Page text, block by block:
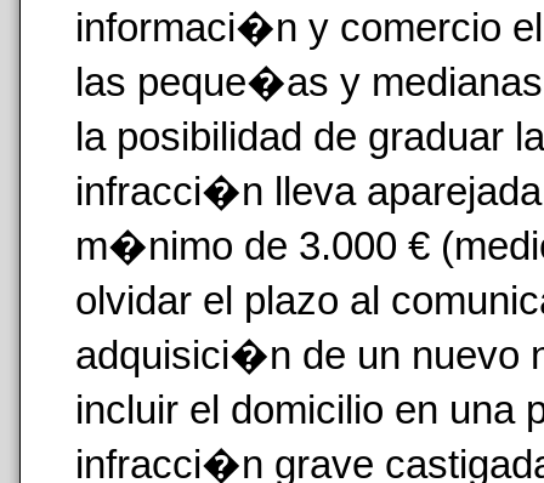
informaci�n y comercio
las peque�as y
la posibilidad de
infracci�n lleva
m�nimo de 3.000 €
olvidar el plazo al
adquisici�n de un nuevo
incluir el domicilio en una
infracci�n grave